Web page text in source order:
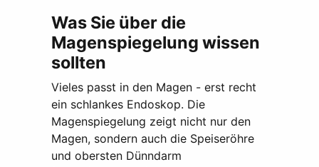
Was Sie über die
Magenspiegelung wissen
sollten
Vieles passt in den Magen - erst recht
ein schlankes Endoskop. Die
Magenspiegelung zeigt nicht nur den
Magen, sondern auch die Speiseröhre
und obersten Dünndarm